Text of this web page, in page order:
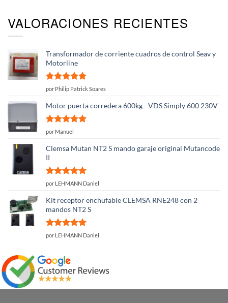
VALORACIONES RECIENTES
Transformador de corriente cuadros de control Seav y
Motorline
Valorado
por Philip Patrick Soares
Motor puerta corredera 600kg - VDS Simply 600 230V
Valorado
por Manuel
Clemsa Mutan NT2 S mando garaje original Mutancode
II
Valorado
por LEHMANN Daniel
Kit receptor enchufable CLEMSA RNE248 con 2
mandos NT2 S
Valorado
por LEHMANN Daniel